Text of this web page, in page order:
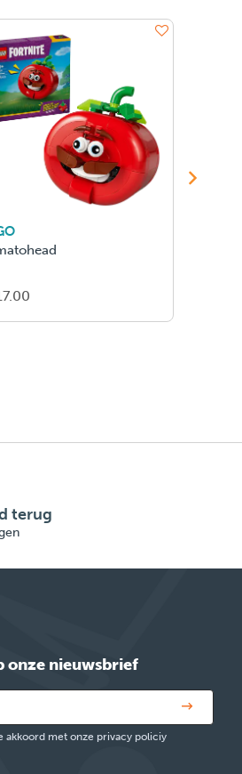
terug
onze nieuwsbrief
akkoord met onze privacy policiy